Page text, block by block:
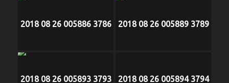
2018 08 26 005886 3786 2018 08 26 005889 3789
2018 08 26 005893 3793 2018 08 26 005894 3794